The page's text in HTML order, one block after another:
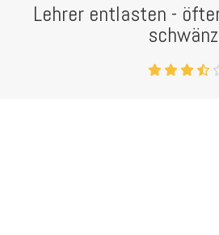
Lehrer entlasten -